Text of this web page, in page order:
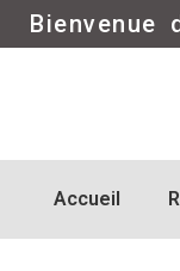
Bienvenue
Accueil